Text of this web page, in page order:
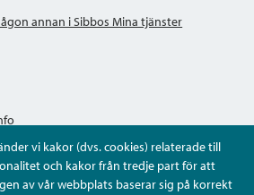
vi kakor (dvs. cookies) relaterade till
och kakor från tredje part för att
av vår webbplats baserar sig på korrekt
annan i Sibbos Mina tjänster